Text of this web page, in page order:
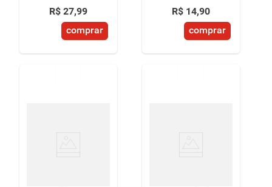
R$ 27,99
comprar
R$ 14,90
comprar